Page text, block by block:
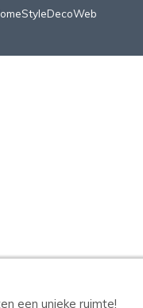
een unieke ruimte!